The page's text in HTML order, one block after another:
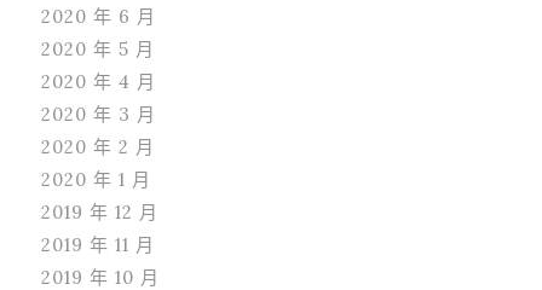
2020 年 6 月
2020 年 5 月
2020 年 4 月
2020 年 3 月
2020 年 2 月
2020 年 1 月
2019 年 12 月
2019 年 11 月
2019 年 10 月